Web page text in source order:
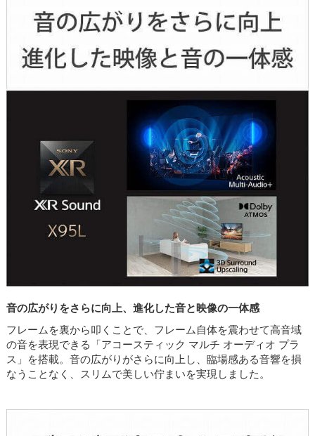
音の広がりをさらに向上、進化した音と映像の一体感
フレームを裏から叩くことで、フレーム自体を震わせて高音域
の音を表現できる「アコースティック マルチ オーディオ プラ
ス」を搭載。音の広がりがさらに向上し、臨場感ある音響を損
なうことなく、スリムで美しい佇まいを実現しました。